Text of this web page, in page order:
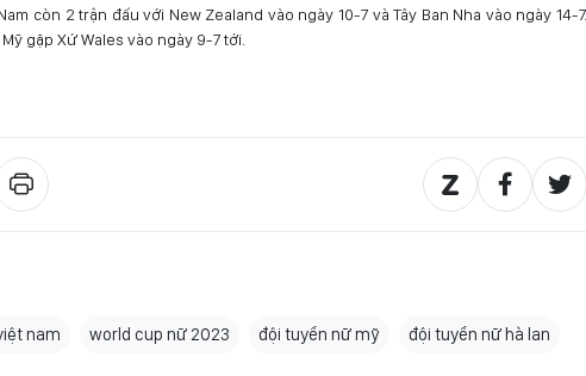
còn 2 trận đấu với New Zealand vào ngày 10-7 và Tây Ban Nha vào ngày 14-7.
gặp Xứ Wales vào ngày 9-7 tới.
nam world cup nữ 2023 đội tuyển nữ mỹ đội tuyển nữ hà lan